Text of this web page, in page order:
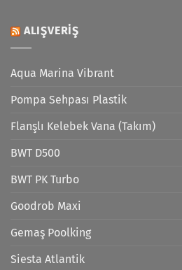
ALIŞVERIŞ
Aqua Marina Vibrant
Pompa Sehpası Plastik
Flanşlı Kelebek Vana (Takım)
BWT D500
BWT PK Turbo
Goodrob Maxi
Gemaş Poolking
Siesta Atlantik